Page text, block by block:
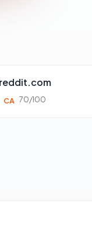
reddit.com
CA 70/100